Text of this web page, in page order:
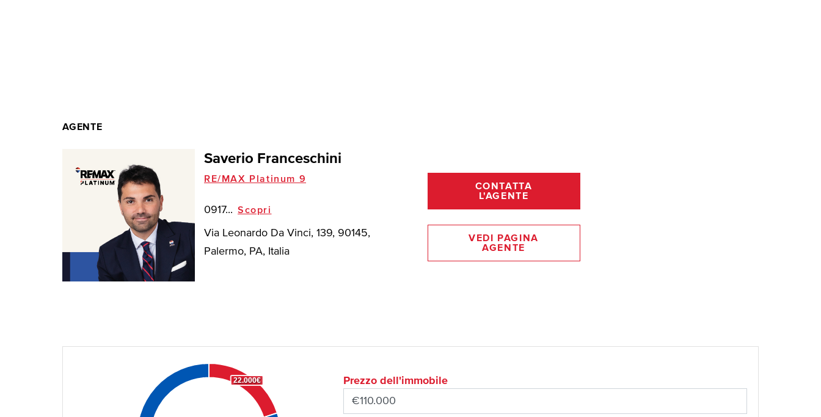
AGENTE
Saverio Franceschini
RE/MAX Platinum 9
0917... Scopri
Via Leonardo Da Vinci, 139, 90145,
Palermo, PA, Italia
CONTATTA
L'AGENTE
VEDI PAGINA
AGENTE
22.000€ Prezzo dell'immobile